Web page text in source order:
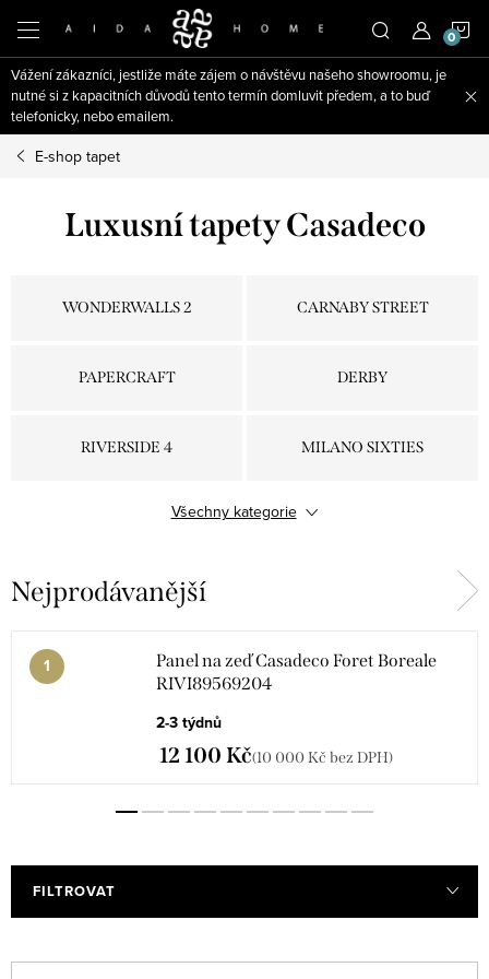
obsah
Vážení zákazníci, jestliže máte zájem o návštěvu našeho showroomu, je
nutné si z kapacitních důvodů tento termín domluvit předem, a to buď
telefonicky, nebo emailem.
E-shop tapet
Luxusní tapety Casadeco
WONDERWALLS 2 CARNABY STREET
PAPERCRAFT DERBY
RIVERSIDE 4 MILANO SIXTIES
WONDERWALLS CALIFORNIA
KYOTO
GALLERY TISSAGE
BEAUTY FULL IMAGE 2
TWENTIES FLOWER MARKET
Všechny kategorie
Nejprodávanější
Panel na zeď Casadeco Foret Boreale
RIVI89569204
2-3 týdnů
12 100 Kč(10 000 Kč bez DPH)
FILTROVAT